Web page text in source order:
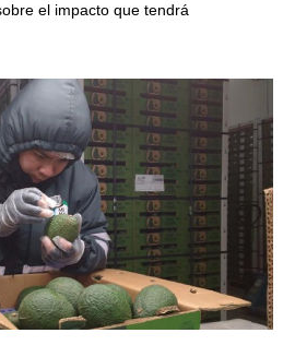
el impacto que tendrá